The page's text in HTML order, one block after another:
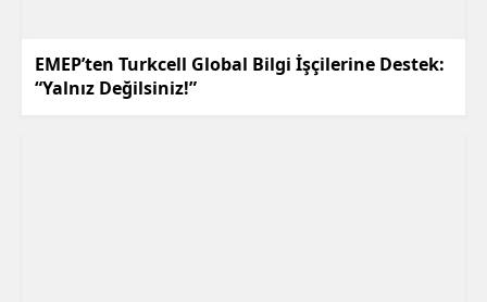
EMEP’ten Turkcell Global Bilgi İşçilerine Destek:
“Yalnız Değilsiniz!”